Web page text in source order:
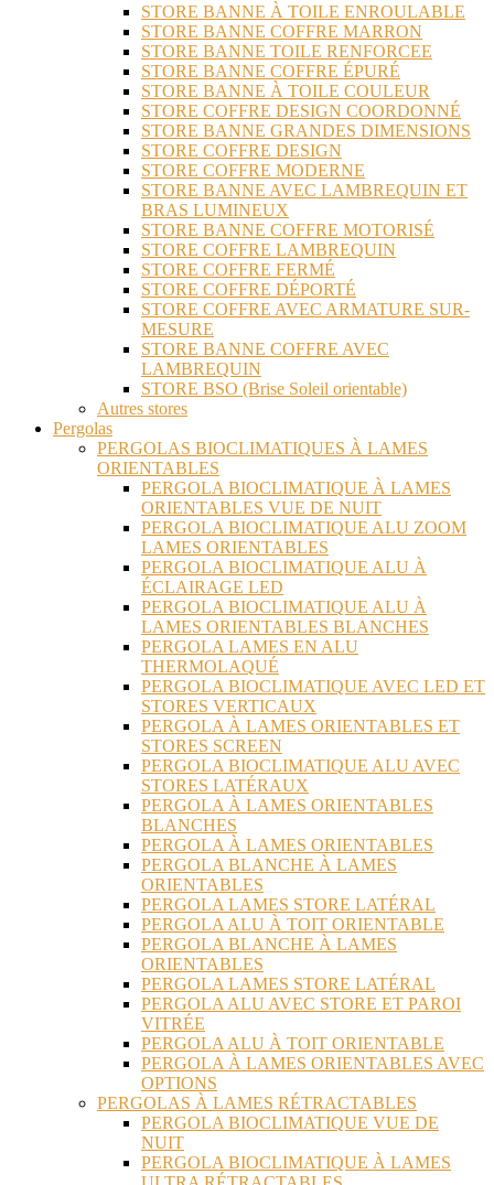
STORE BANNE À TOILE ENROULABLE
STORE BANNE COFFRE MARRON
STORE BANNE TOILE RENFORCEE
STORE BANNE COFFRE ÉPURÉ
STORE BANNE À TOILE COULEUR
STORE COFFRE DESIGN COORDONNÉ
STORE BANNE GRANDES DIMENSIONS
STORE COFFRE DESIGN
STORE COFFRE MODERNE
STORE BANNE AVEC LAMBREQUIN ET
BRAS LUMINEUX
STORE BANNE COFFRE MOTORISÉ
STORE COFFRE LAMBREQUIN
STORE COFFRE FERMÉ
STORE COFFRE DÉPORTÉ
STORE COFFRE AVEC ARMATURE SUR-
MESURE
STORE BANNE COFFRE AVEC
LAMBREQUIN
STORE BSO (Brise Soleil orientable)
Autres stores
Pergolas
PERGOLAS BIOCLIMATIQUES À LAMES
ORIENTABLES
PERGOLA BIOCLIMATIQUE À LAMES
ORIENTABLES VUE DE NUIT
PERGOLA BIOCLIMATIQUE ALU ZOOM
LAMES ORIENTABLES
PERGOLA BIOCLIMATIQUE ALU À
ÉCLAIRAGE LED
PERGOLA BIOCLIMATIQUE ALU À
LAMES ORIENTABLES BLANCHES
PERGOLA LAMES EN ALU
THERMOLAQUÉ
PERGOLA BIOCLIMATIQUE AVEC LED ET
STORES VERTICAUX
PERGOLA À LAMES ORIENTABLES ET
STORES SCREEN
PERGOLA BIOCLIMATIQUE ALU AVEC
STORES LATÉRAUX
PERGOLA À LAMES ORIENTABLES
BLANCHES
PERGOLA À LAMES ORIENTABLES
PERGOLA BLANCHE À LAMES
ORIENTABLES
PERGOLA LAMES STORE LATÉRAL
PERGOLA ALU À TOIT ORIENTABLE
PERGOLA BLANCHE À LAMES
ORIENTABLES
PERGOLA LAMES STORE LATÉRAL
PERGOLA ALU AVEC STORE ET PAROI
VITRÉE
PERGOLA ALU À TOIT ORIENTABLE
PERGOLA À LAMES ORIENTABLES AVEC
OPTIONS
PERGOLAS À LAMES RÉTRACTABLES
PERGOLA BIOCLIMATIQUE VUE DE
NUIT
PERGOLA BIOCLIMATIQUE À LAMES